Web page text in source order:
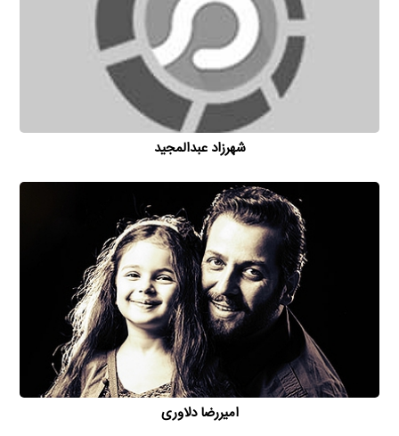
شهرزاد عبدالمجید
امیررضا دلاوری